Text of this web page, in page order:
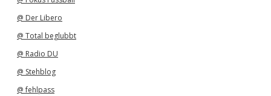
@ Der Libero
@ Total beglubbt
@ Radio DU
@ Stehblog
@ fehlpass